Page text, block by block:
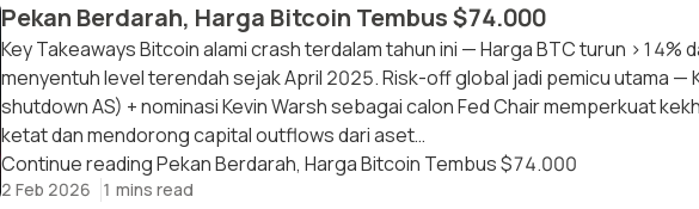
Pekan Berdarah, Harga Bitcoin Tembus $74.000
Key Takeaways Bitcoin alami crash terdalam tahun ini — Harga BTC turun >14%
menyentuh level terendah sejak April 2025. Risk-off global jadi pemicu utama —
shutdown AS) + nominasi Kevin Warsh sebagai calon Fed Chair memperkuat
ketat dan mendorong capital outflows dari aset…
Continue readingPekan Berdarah, Harga Bitcoin Tembus $74.000
2 Feb 2026 1 mins read